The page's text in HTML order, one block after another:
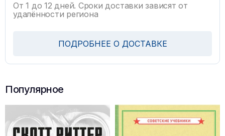
От 1 до 12 дней. Сроки доставки зависят от
удалённости региона
ПОДРОБНЕЕ О ДОСТАВКЕ
Популярное